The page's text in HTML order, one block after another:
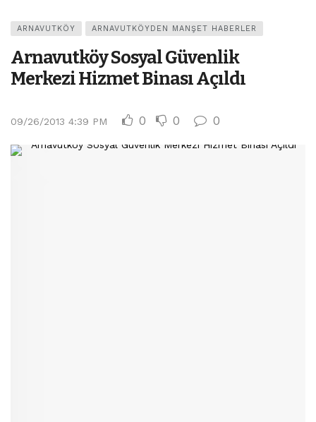
ARNAVUTKÖY ARNAVUTKÖYDEN MANŞET HABERLER
Arnavutköy Sosyal Güvenlik
Merkezi Hizmet Binası Açıldı
09/26/2013 4:39 PM 0 0 0